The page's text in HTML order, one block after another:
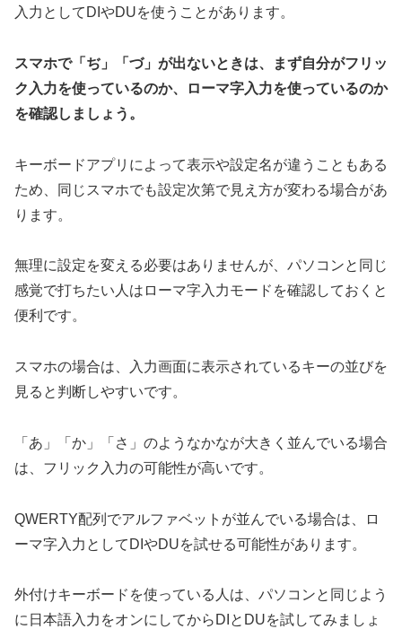
入力としてDIやDUを使うことがあります。
スマホで「ぢ」「づ」が出ないときは、まず自分がフリッ
ク入力を使っているのか、ローマ字入力を使っているのか
を確認しましょう。
キーボードアプリによって表示や設定名が違うこともある
ため、同じスマホでも設定次第で見え方が変わる場合があ
ります。
無理に設定を変える必要はありませんが、パソコンと同じ
感覚で打ちたい人はローマ字入力モードを確認しておくと
便利です。
スマホの場合は、入力画面に表示されているキーの並びを
見ると判断しやすいです。
「あ」「か」「さ」のようなかなが大きく並んでいる場合
は、フリック入力の可能性が高いです。
QWERTY配列でアルファベットが並んでいる場合は、ロ
ーマ字入力としてDIやDUを試せる可能性があります。
外付けキーボードを使っている人は、パソコンと同じよう
に日本語入力をオンにしてからDIとDUを試してみましょ